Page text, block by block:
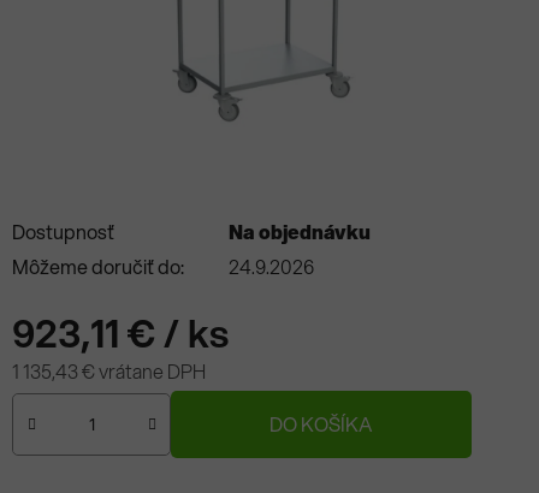
Dostupnosť
Na objednávku
Môžeme doručiť do:
24.9.2026
923,11 €/ ks
1 135,43 € vrátane DPH
DO KOŠÍKA